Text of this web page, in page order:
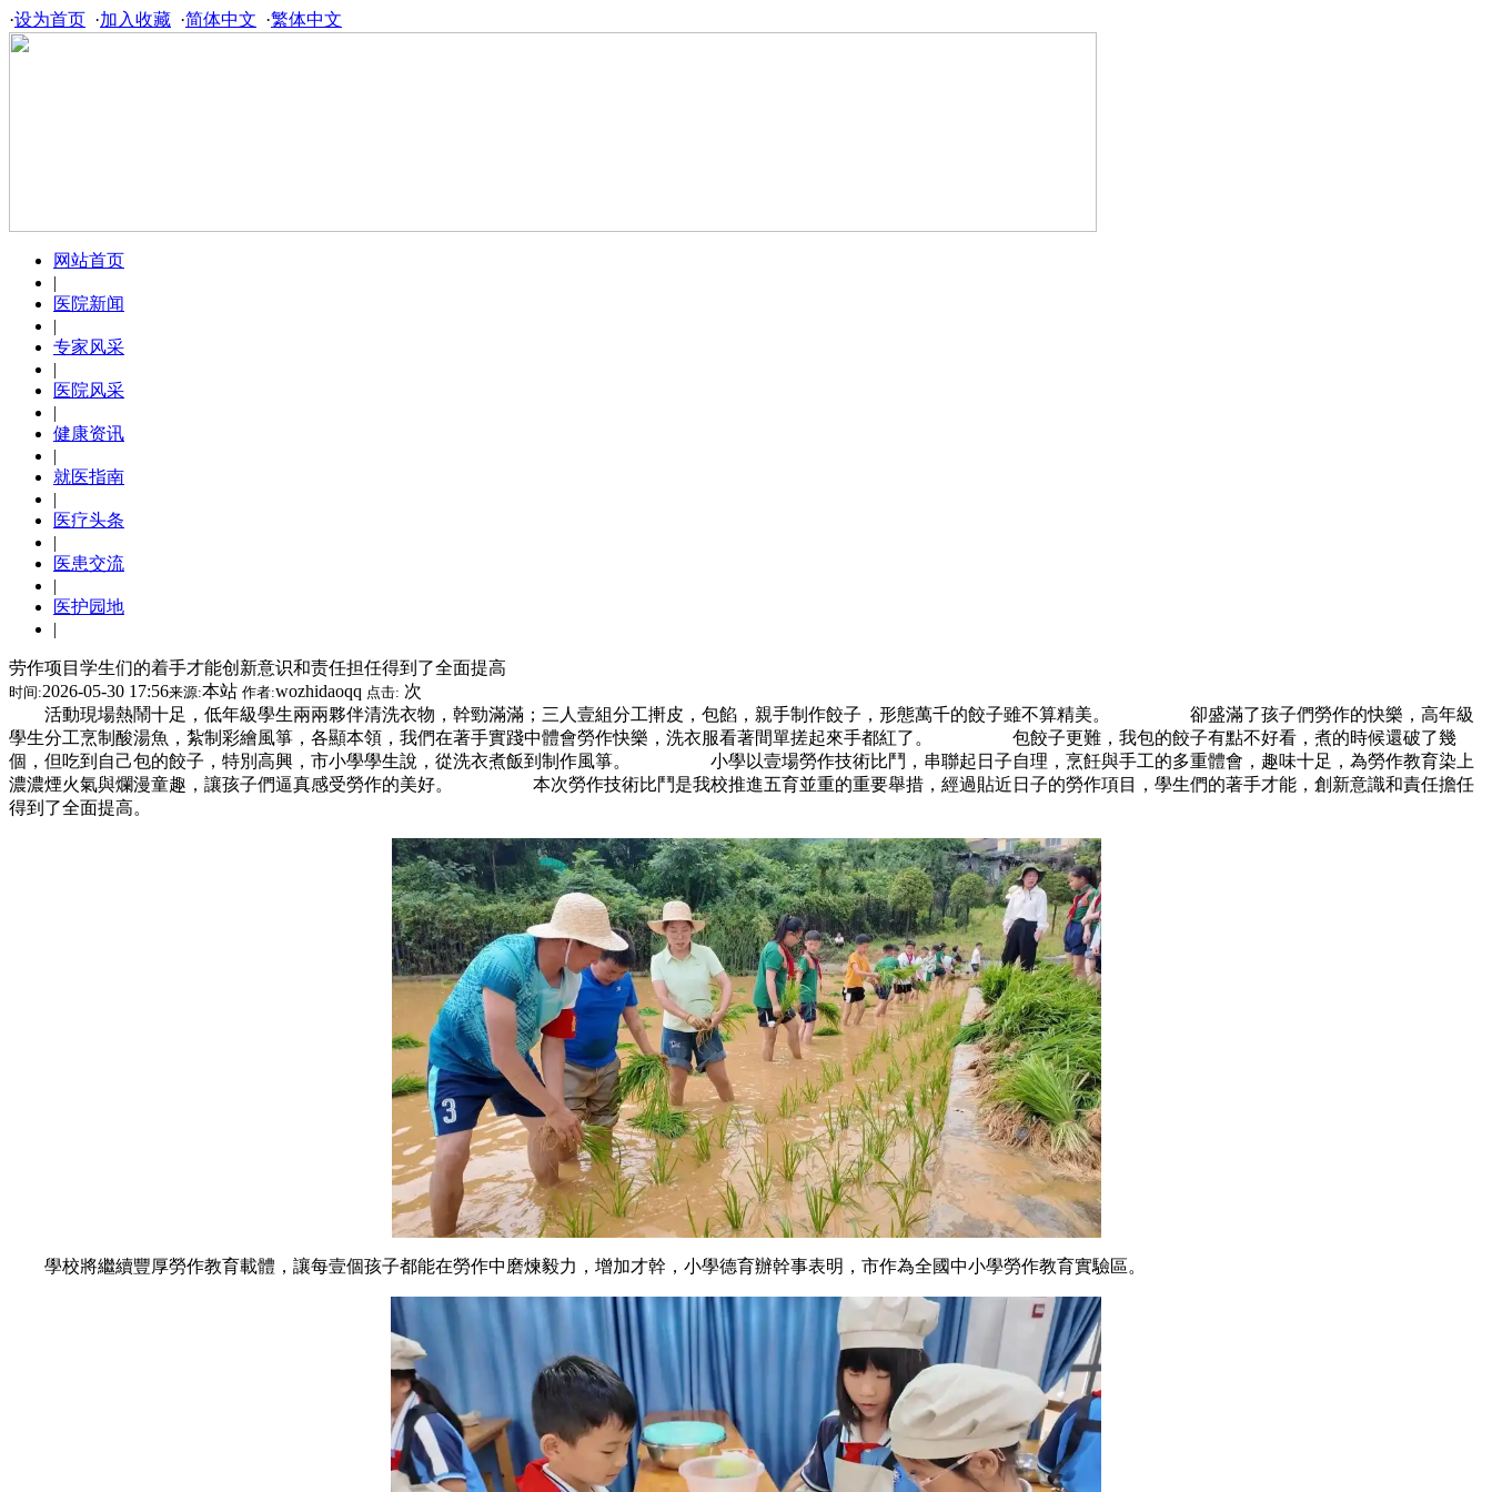
·设为首页 ·加入收藏 ·简体中文 ·繁体中文
网站首页
|
医院新闻
|
专家风采
|
医院风采
|
健康资讯
|
就医指南
|
医疗头条
|
医患交流
|
医护园地
|
劳作项目学生们的着手才能创新意识和责任担任得到了全面提高
时间:2026-05-30 17:56来源:本站 作者:wozhidaoqq 点击: 次
活動現場熱鬧十足，低年級學生兩兩夥伴清洗衣物，幹勁滿滿；三人壹組分工搟皮，包餡，親手制作餃子，形態萬千的餃子雖不算精美。 卻盛滿了孩子們勞作的快樂，高年級
學生分工烹制酸湯魚，紮制彩繪風箏，各顯本領，我們在著手實踐中體會勞作快樂，洗衣服看著間單搓起來手都紅了。 包餃子更難，我包的餃子有點不好看，煮的時候還破了幾
個，但吃到自己包的餃子，特別高興，市小學學生說，從洗衣煮飯到制作風箏。 小學以壹場勞作技術比鬥，串聯起日子自理，烹飪與手工的多重體會，趣味十足，為勞作教育染上
濃濃煙火氣與爛漫童趣，讓孩子們逼真感受勞作的美好。 本次勞作技術比鬥是我校推進五育並重的重要舉措，經過貼近日子的勞作項目，學生們的著手才能，創新意識和責任擔任
得到了全面提高。
學校將繼續豐厚勞作教育載體，讓每壹個孩子都能在勞作中磨煉毅力，增加才幹，小學德育辦幹事表明，市作為全國中小學勞作教育實驗區。